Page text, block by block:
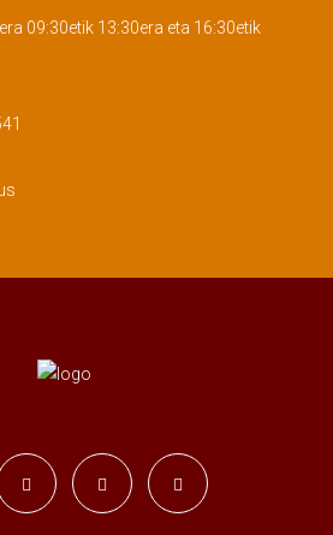
09:30etik 13:30era eta 16:30etik